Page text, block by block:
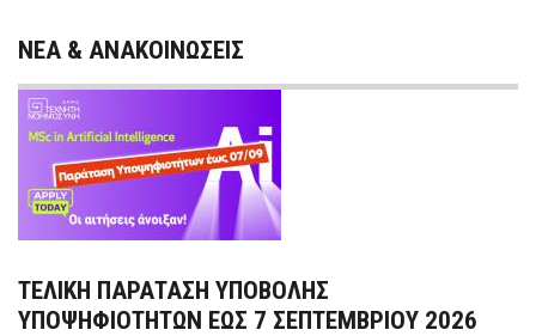
ΝΕΑ & ΑΝΑΚΟΙΝΩΣΕΙΣ
ΤΕΛΙΚΗ ΠΑΡΑΤΑΣΗ ΥΠΟΒΟΛΗΣ
ΥΠΟΨΗΦΙΟΤΗΤΩΝ ΕΩΣ 7 ΣΕΠΤΕΜΒΡΙΟΥ 2026